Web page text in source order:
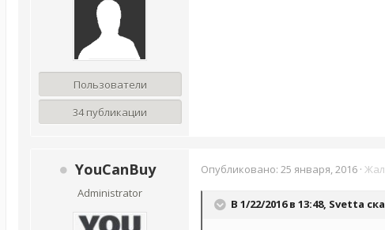
Пользователи
34 публикации
YouCanBuy
Administrator
Опубликовано: 25 января, 2016 ·
В 1/22/2016 в 13:48, Svetta